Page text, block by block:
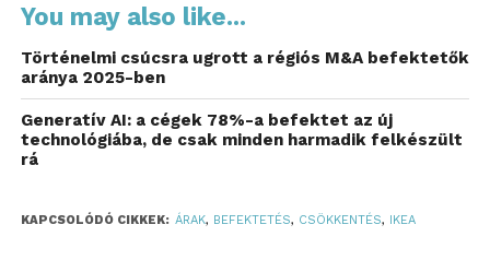
érdekénen, hogy az IKEA-
t megfizethetőbbé,
elérhetőbbé és
fenntarthatóbbá tegyük.
fontos számunkra, hogy
You may also like...
Történelmi csúcsra ugrott a régiós M&A befektetők
aránya 2025-ben
Generatív AI: a cégek 78%-a befektet az új
technológiába, de csak minden harmadik felkészült
rá
KAPCSOLÓDÓ CIKKEK: ÁRAK, BEFEKTETÉS, CSÖKKENTÉS, IKEA